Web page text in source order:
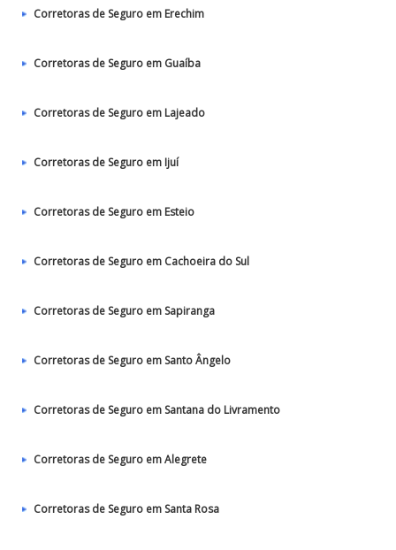
Corretoras de Seguro em Erechim
Corretoras de Seguro em Guaíba
Corretoras de Seguro em Lajeado
Corretoras de Seguro em Ijuí
Corretoras de Seguro em Esteio
Corretoras de Seguro em Cachoeira do Sul
Corretoras de Seguro em Sapiranga
Corretoras de Seguro em Santo Ângelo
Corretoras de Seguro em Santana do Livramento
Corretoras de Seguro em Alegrete
Corretoras de Seguro em Santa Rosa